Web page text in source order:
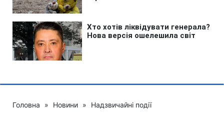
Головна » Новини » Надзвичайні події